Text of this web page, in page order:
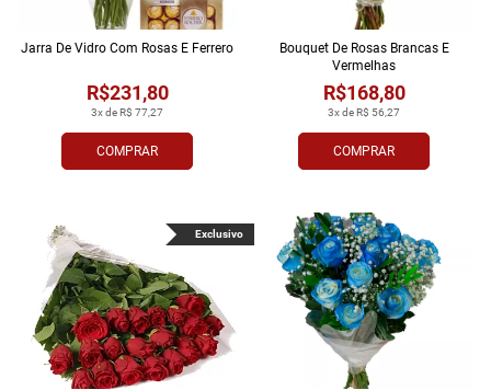
COMPRAR
3x de R$ 77,27
R$231,80
Jarra De Vidro Com Rosas E Ferrero
COMPRAR
3x de R$ 56,27
R$168,80
Bouquet De Rosas Brancas E
Vermelhas
Exclusivo